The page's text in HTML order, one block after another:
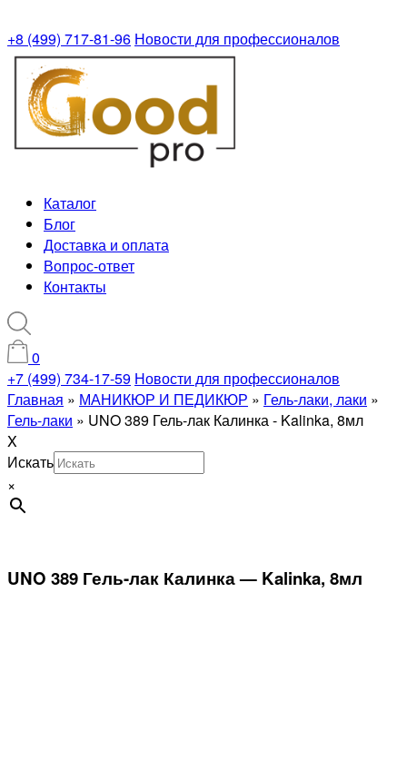
+8 (499) 717-81-96 Новости для профессионалов
Каталог
Блог
Доставка и оплата
Вопрос-ответ
Контакты
0
+7 (499) 734-17-59 Новости для профессионалов
Главная » МАНИКЮР И ПЕДИКЮР » Гель-лаки, лаки »
Гель-лаки » UNO 389 Гель-лак Калинка - Kalinka, 8мл
X
Искать
×
UNO 389 Гель-лак Калинка — Kalinka, 8мл